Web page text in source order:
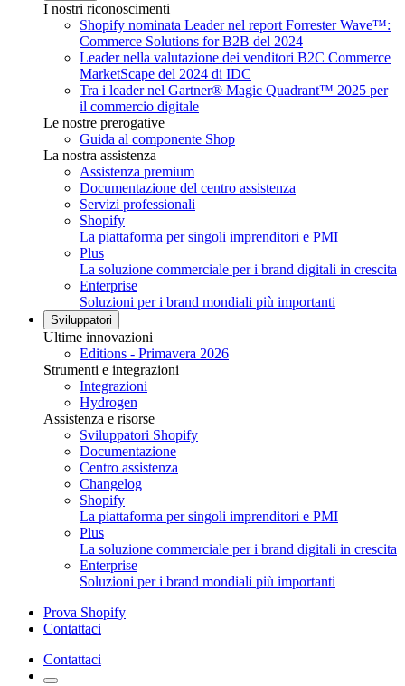
I nostri riconoscimenti
Shopify nominata Leader nel report Forrester Wave™:
Commerce Solutions for B2B del 2024
Leader nella valutazione dei venditori B2C Commerce
MarketScape del 2024 di IDC
Tra i leader nel Gartner® Magic Quadrant™ 2025 per
il commercio digitale
Le nostre prerogative
Guida al componente Shop
La nostra assistenza
Assistenza premium
Documentazione del centro assistenza
Servizi professionali
Shopify
La piattaforma per singoli imprenditori e PMI
Plus
La soluzione commerciale per i brand digitali in crescita
Enterprise
Soluzioni per i brand mondiali più importanti
Sviluppatori
Ultime innovazioni
Editions - Primavera 2026
Strumenti e integrazioni
Integrazioni
Hydrogen
Assistenza e risorse
Sviluppatori Shopify
Documentazione
Centro assistenza
Changelog
Shopify
La piattaforma per singoli imprenditori e PMI
Plus
La soluzione commerciale per i brand digitali in crescita
Enterprise
Soluzioni per i brand mondiali più importanti
Prova Shopify
Contattaci
Contattaci